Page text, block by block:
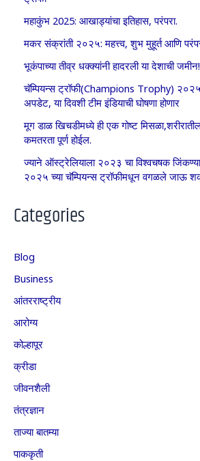
महाकुंभ 2025: आखाड्यांचा इतिहास, परंपरा.
मकर संक्रांती २०२५: महत्त्व, शुभ मुहूर्त आणि
भूकंपाच्या तीव्र धक्क्यांनी हादरली या देशाची जमीन!
चॅम्पियन्स ट्रॉफी(Champions Trophy) २०२५
अपडेट, या दिवशी टीम इंडियाची घोषणा होणार
मूग डाळ खिचडीमध्ये ही एक गोष्ट
कमतरता पूर्ण होईल.
ज्याने ऑस्ट्रेलियाला २०२३ चा विश्वचषक
२०२५ च्या चॅम्पियन्स ट्रॉफीमधून वगळले जाऊ
Categories
Blog
Business
आंतरराष्ट्रीय
आरोग्य
कोल्हापूर
क्रीडा
जीवनशैली
तंत्रज्ञान
ताज्या बातम्या
पाककृती